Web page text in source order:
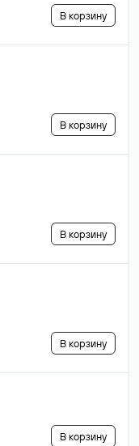
В корзину
В корзину
В корзину
В корзину
В корзину